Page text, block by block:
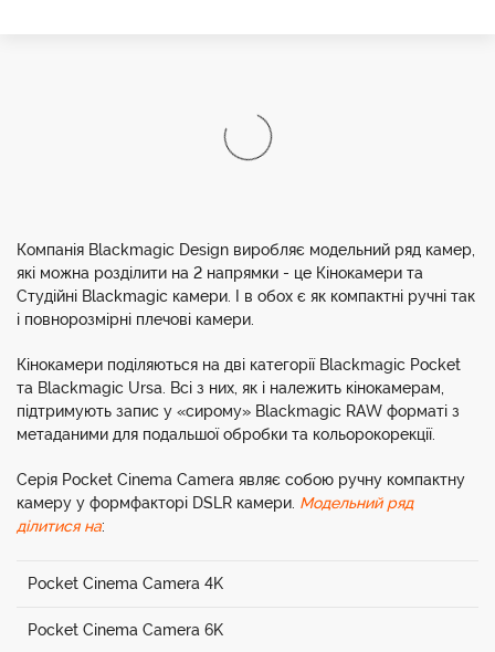
Компанія Blackmagic Design виробляє модельний ряд камер,
які можна розділити на 2 напрямки - це Кінокамери та
Студійні Blackmagic камери. І в обох є як компактні ручні так
і повнорозмірні плечові камери.
Кінокамери поділяються на дві категорії Blackmagic Pocket
та Blackmagic Ursa. Всі з них, як і належить кінокамерам,
підтримують запис у «сирому» Blackmagic RAW форматі з
метаданими для подальшої обробки та кольорокорекції.
Серія Pocket Cinema Camera являє собою ручну компактну
камеру у формфакторі DSLR камери. Модельний ряд
ділитися на:
Pocket Cinema Camera 4K
Pocket Cinema Camera 6K